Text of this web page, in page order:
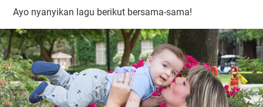
Ayo nyanyikan lagu berikut bersama-sama!